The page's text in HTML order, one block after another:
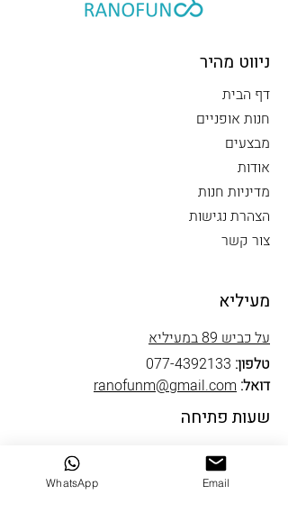
ניווט מהיר
דף הבית
חנות אופניים
מבצעים
אודות
מדיניות חנות
הצהרת נגישות
צור קשר
מעיליא
על כביש 89 במעיליא
טלפון: 077-4392133
דואל: ranofunm@gmail.com
שעות פתיחה
שני עד חמישי 10-19
WhatsApp Email